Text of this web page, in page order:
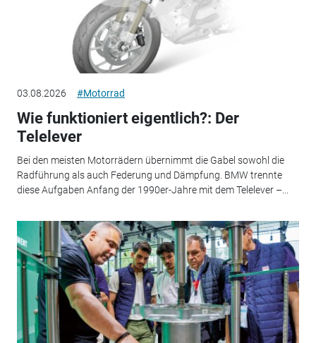
03.08.2026 #Motorrad
Wie funktioniert eigentlich?: Der
Telelever
Bei den meisten Motorrädern übernimmt die Gabel sowohl die
Radführung als auch Federung und Dämpfung. BMW trennte
diese Aufgaben Anfang der 1990er-Jahre mit dem Telelever –...